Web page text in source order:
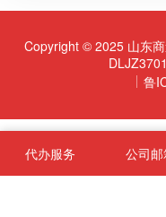
Copyright © 2025 山东
鲁
代办服务 公司